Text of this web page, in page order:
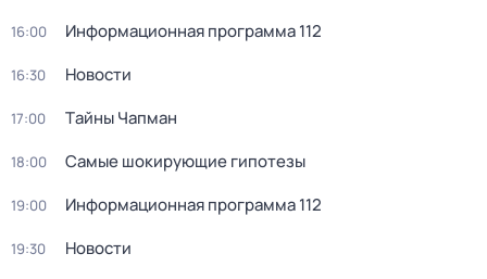
16:00 Информационная программа 112
16:30 Новости
17:00 Тaйны Чапман
18:00 Самые шoкиpующие гипотезы
19:00 Информационная программа 112
19:30 Новости